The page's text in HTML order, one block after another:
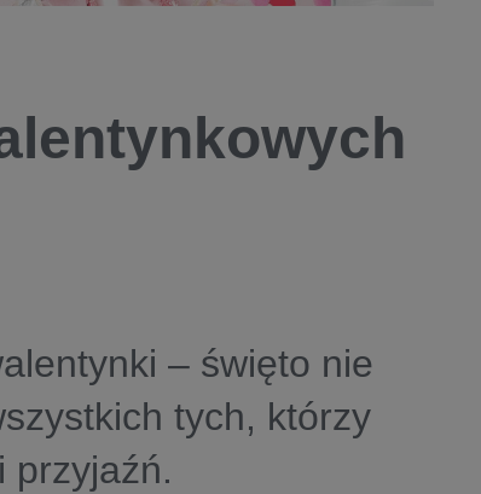
– święto nie
tych, którzy
przyjaźń.